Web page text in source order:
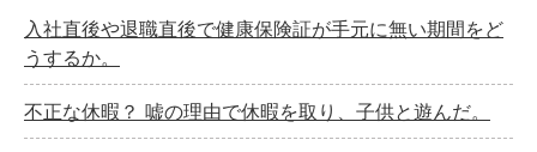
入社直後や退職直後で健康保険証が手元に無い期間をど
うするか。
不正な休暇？ 嘘の理由で休暇を取り、子供と遊んだ。